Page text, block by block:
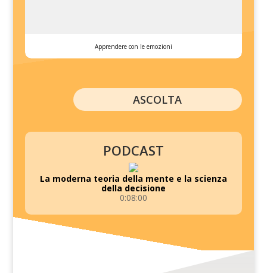
Apprendere con le emozioni
ASCOLTA
PODCAST
La moderna teoria della mente e la scienza
della decisione
0:08:00